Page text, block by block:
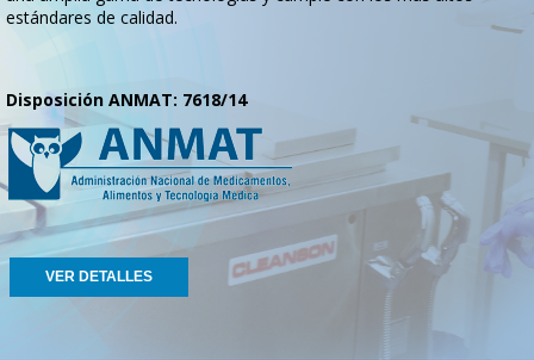
estándares de calidad.
Disposición ANMAT: 7618/14
VER DETALLES